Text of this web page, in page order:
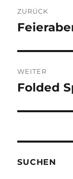
ZURÜCK
Vorheriger
WEITER
Nächster
Folded
SUCHEN